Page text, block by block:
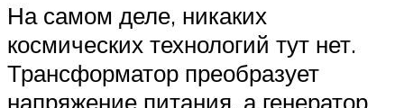
На самом деле, никаких
космических технологий тут нет.
Трансформатор преобразует
напряжение питания, а генератор